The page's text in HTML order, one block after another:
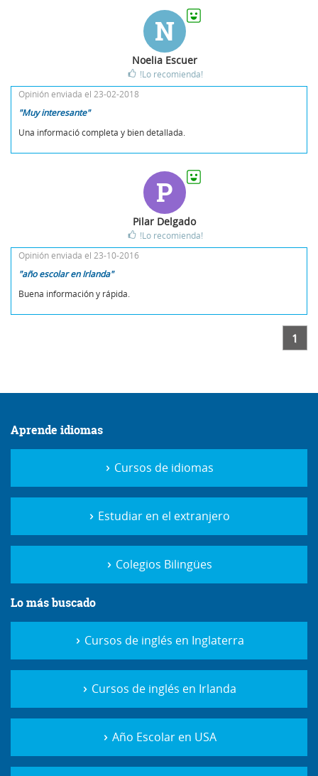
N
Noelia Escuer
!Lo recomienda!
Opinión enviada el 23-02-2018
"Muy interesante"
Una informació completa y bien detallada.
P
Pilar Delgado
!Lo recomienda!
Opinión enviada el 23-10-2016
"año escolar en Irlanda"
Buena información y rápida.
1
Aprende idiomas
Cursos de idiomas
Estudiar en el extranjero
Colegios Bilingües
Lo más buscado
Cursos de inglés en Inglaterra
Cursos de inglés en Irlanda
Año Escolar en USA